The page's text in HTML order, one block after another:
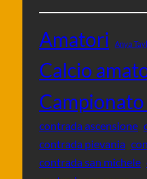
Amatori Anya
Calcio
contrada ascensione
contrada pievania
contrada san michele